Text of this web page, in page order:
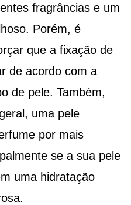
fragrâncias e um
Porém, é
que a fixação de
de acordo com a
de pele. Também,
uma pele
por mais
se a sua pele
uma hidratação